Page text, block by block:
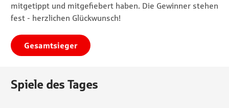
mitgetippt und mitgefiebert haben. Die Gewinner stehen
fest - herzlichen Glückwunsch!
Gesamtsieger
Spiele des Tages